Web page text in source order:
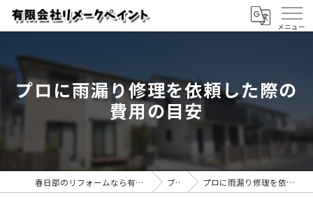
プロに雨漏り修理を依頼した際の
費用の目安
春日部のリフォームなら有限会社リメークペイント ブログ プロに雨漏り修理を依頼した際の費用の目安